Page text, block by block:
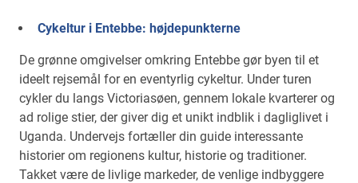
Cykeltur i Entebbe: højdepunkterne
De grønne omgivelser omkring Entebbe gør byen til et
ideelt rejsemål for en eventyrlig cykeltur. Under turen
cykler du langs Victoriasøen, gennem lokale kvarterer og
ad rolige stier, der giver dig et unikt indblik i dagliglivet i
Uganda. Undervejs fortæller din guide interessante
historier om regionens kultur, historie og traditioner.
Takket være de livlige markeder, de venlige indbyggere